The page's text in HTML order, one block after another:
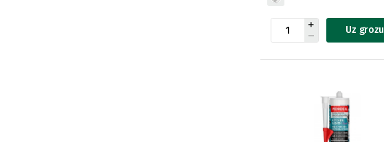
Uz grozu